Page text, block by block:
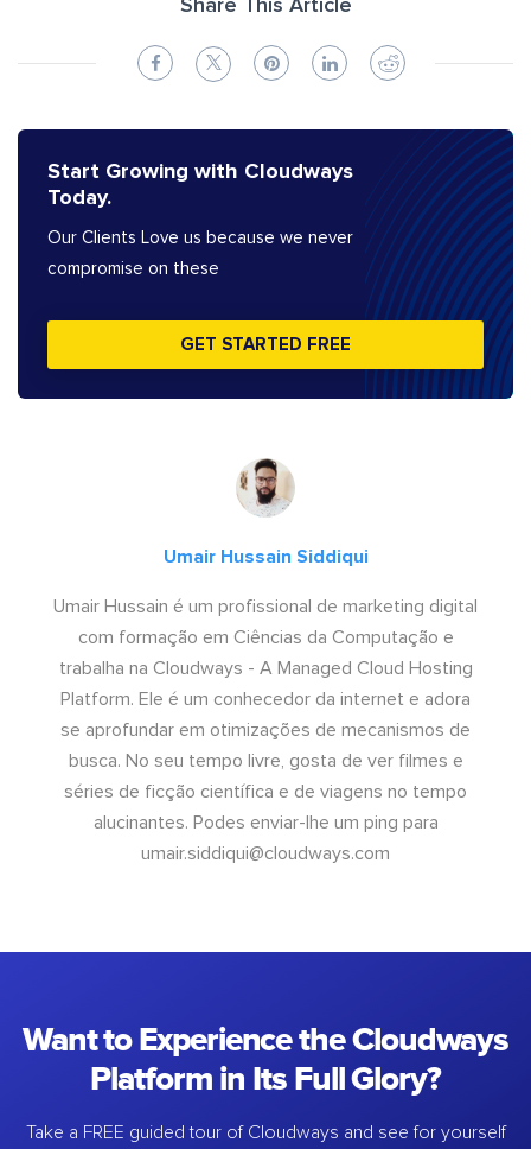
Share This Article
Start Growing with Cloudways
Today.
Our Clients Love us because we never
compromise on these
GET STARTED FREE
Umair Hussain Siddiqui
Umair Hussain é um profissional de marketing digital
com formação em Ciências da Computação e
trabalha na Cloudways - A Managed Cloud Hosting
Platform. Ele é um conhecedor da internet e adora
se aprofundar em otimizações de mecanismos de
busca. No seu tempo livre, gosta de ver filmes e
séries de ficção científica e de viagens no tempo
alucinantes. Podes enviar-lhe um ping para
umair.siddiqui@cloudways.com
Want to Experience the Cloudways
Platform in Its Full Glory?
Take a FREE guided tour of Cloudways and see for yourself